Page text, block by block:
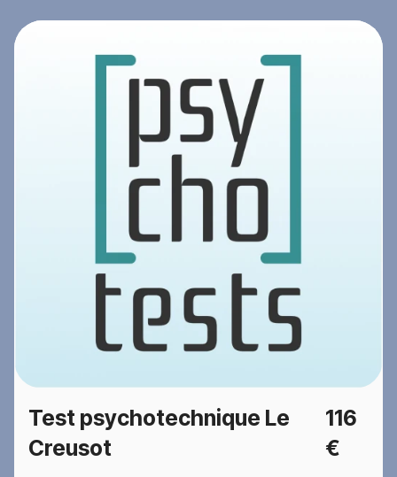
Test psychotechnique Le
Creusot
116
€